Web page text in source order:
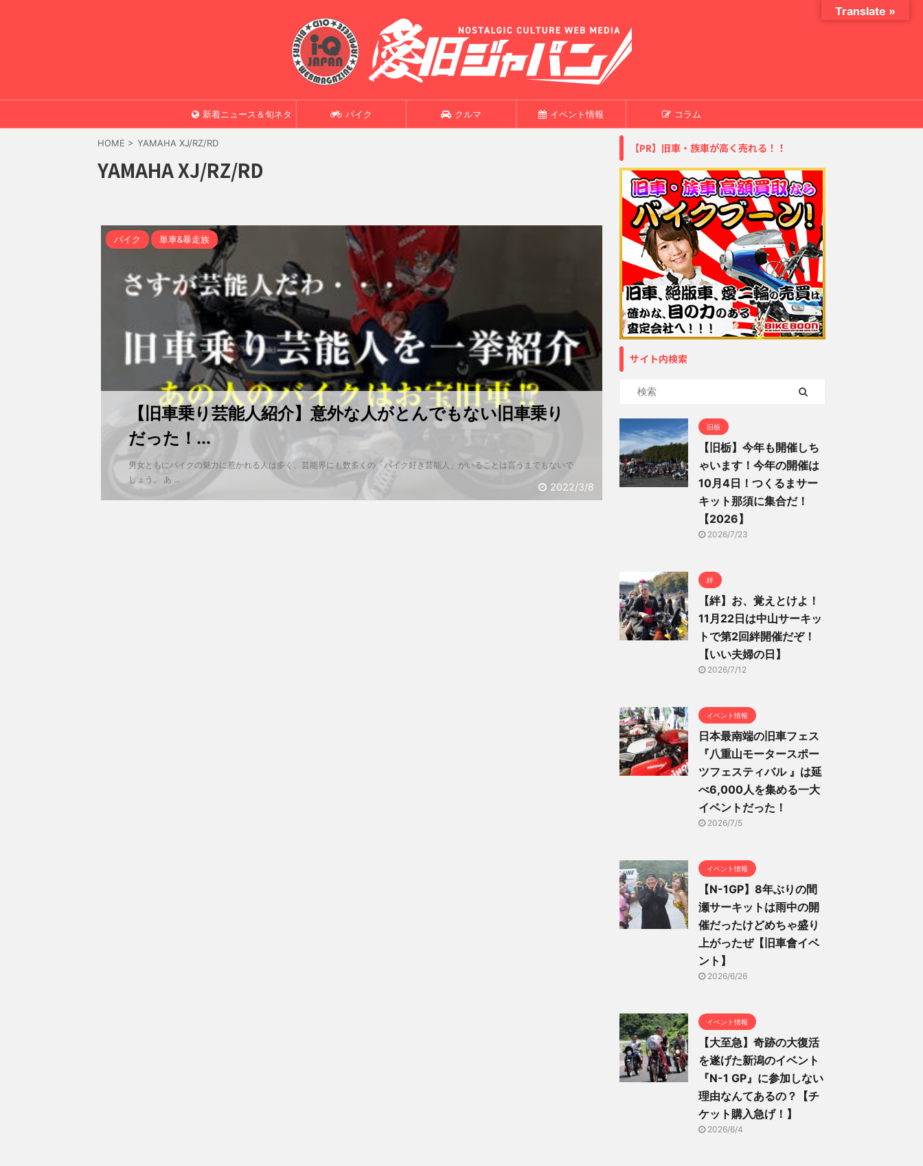
新着ニュース＆旬ネタ バイク クルマ イベント情報 コラム
HOME > YAMAHA XJ/RZ/RD
YAMAHA XJ/RZ/RD
2022/3/8
バイク 単車&暴走族
【旧車乗り芸能人紹介】意外な人がとんでもない旧車乗り
だった！...
男女ともにバイクの魅力に惹かれる人は多く、芸能界にも数多くの「バイク好き芸能人」がいることは言うまでもないで
しょう。 あ ...
【PR】旧車・族車が高く売れる！！
サイト内検索
旧栃
【旧栃】今年も開催しち
ゃいます！今年の開催は
10月4日！つくるまサー
キット那須に集合だ！
【2026】
2026/7/23
絆
【絆】お、覚えとけよ！
11月22日は中山サーキッ
トで第2回絆開催だぞ！
【いい夫婦の日】
2026/7/12
イベント情報
日本最南端の旧車フェス
『八重山モータースポー
ツフェスティバル 』は延
べ6,000人を集める一大
イベントだった！
2026/7/5
イベント情報
【N-1GP】8年ぶりの間
瀬サーキットは雨中の開
催だったけどめちゃ盛り
上がったぜ【旧車會イベ
ント】
2026/6/26
イベント情報
【大至急】奇跡の大復活
を遂げた新潟のイベント
『N-1 GP』に参加しない
理由なんてあるの？【チ
ケット購入急げ！】
2026/6/4
Translate »